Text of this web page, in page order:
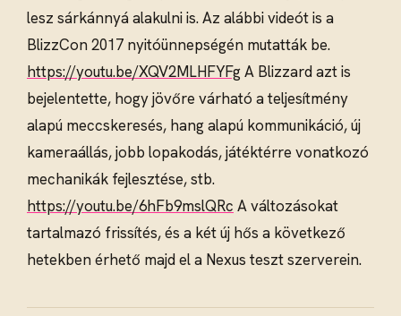
lesz sárkánnyá alakulni is. Az alábbi videót is a
BlizzCon 2017 nyitóünnepségén mutatták be.
https://youtu.be/XQV2MLHFYFgA Blizzard azt is
bejelentette, hogy jövőre várható a teljesítmény
alapú meccskeresés, hang alapú kommunikáció, új
kameraállás, jobb lopakodás, játéktérre vonatkozó
mechanikák fejlesztése, stb.
https://youtu.be/6hFb9mslQRc A változásokat
tartalmazó frissítés, és a két új hős a következő
hetekben érhető majd el a Nexus teszt szerverein.